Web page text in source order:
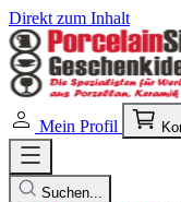
Direkt zum Inhalt
Mein Profil
Suchen...